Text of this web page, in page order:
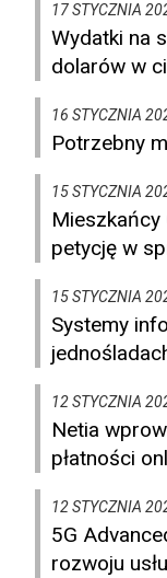
17 STYCZNIA
Wydatki na
dolarów w
16 STYCZNIA
Potrzebny
15 STYCZNIA
Mieszkańcy
petycję w
15 STYCZNIA
Systemy
12 STYCZNIA
Netia
płatności
12 STYCZNIA
5G
rozwoju